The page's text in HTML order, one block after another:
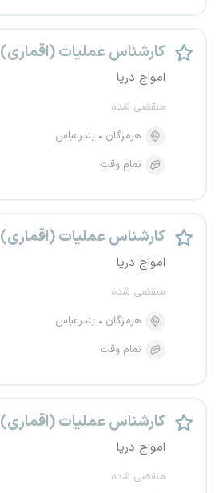
کارشناس عملیات (اقماری)
امواج دریا
منقضی شده
هرمزگان
بندرعباس
تمام وقت
کارشناس عملیات (اقماری)
امواج دریا
منقضی شده
هرمزگان
بندرعباس
تمام وقت
کارشناس عملیات (اقماری)
امواج دریا
منقضی شده